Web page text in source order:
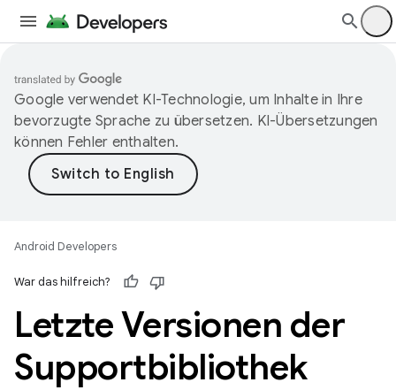
Google verwendet KI-Technologie, um Inhalte in Ihre
bevorzugte Sprache zu übersetzen. KI-Übersetzungen
können Fehler enthalten.
Android Developers
War das hilfreich?
Letzte Versionen der
Supportbibliothek